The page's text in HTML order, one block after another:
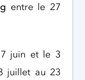
entre le 27
juin et le 3
juillet au 23